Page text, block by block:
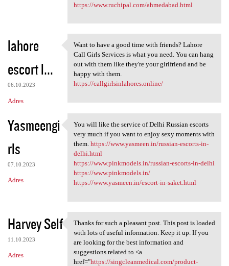
https://www.ruchipal.com/ahmedabad.html
lahore
escort l...
06.10.2023
Adres
Want to have a good time with
Want to have a good time with friends? Lahore
Call Girls Services is what you need. You can hang
out with them like they're your girlfriend and be
happy with them.
https://callgirlsinlahores.online/
Yasmeengi
rls
07.10.2023
Adres
You will like the service of
You will like the service of Delhi Russian escorts
very much if you want to enjoy sexy moments with
them. https://www.yasmeen.in/russian-escorts-in-
delhi.html
https://www.pinkmodels.in/russian-escorts-in-delhi
https://www.pinkmodels.in/
https://www.yasmeen.in/escort-in-saket.html
Harvey Self
11.10.2023
Adres
Thanks for such a pleasant
Thanks for such a pleasant post. This post is loaded
with lots of useful information. Keep it up. If you
are looking for the best information and
suggestions related to <a
href="https://singcleanmedical.com/product-